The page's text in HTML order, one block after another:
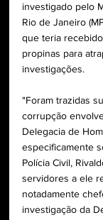
investigado pelo
Rio de Janeiro
que teria
propinas para
investigações.
"Foram trazidas
corrupção
Delegacia de
especificamente
Polícia Civil,
servidores a ele
notadamente
investigação da